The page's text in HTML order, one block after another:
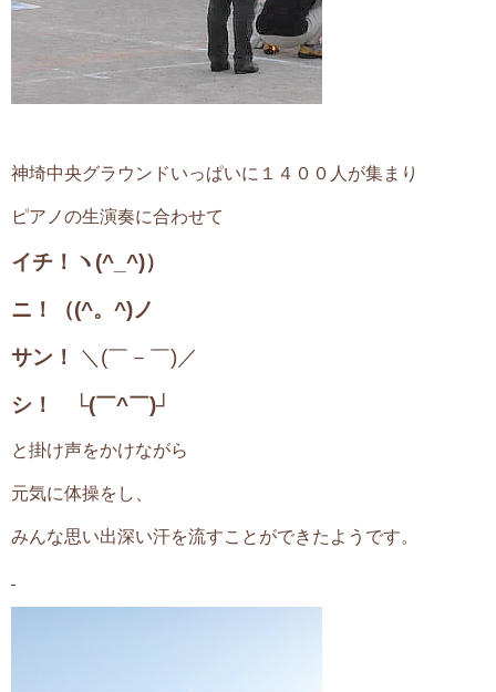
神埼中央グラウンドいっぱいに１４００人が集まり
ピアノの生演奏に合わせて
イチ！ヽ(^_^)）
ニ！（(^。^)ノ
サン！ ＼(￣－￣)／
シ！ └(￣^￣)┘
と掛け声をかけながら
元気に体操をし、
みんな思い出深い汗を流すことができたようです。